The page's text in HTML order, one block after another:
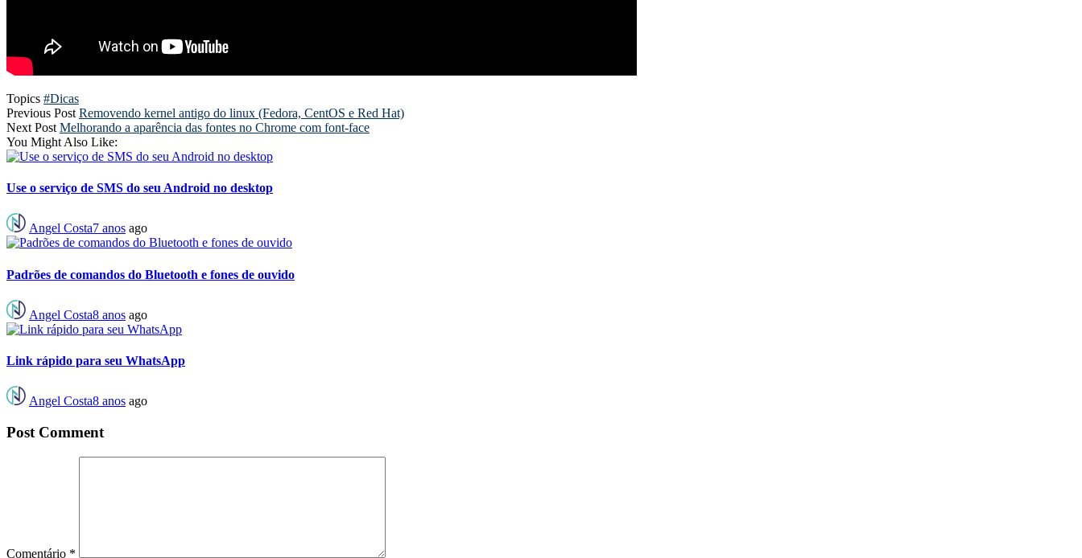
Topics #Dicas
Previous Post Removendo kernel antigo do linux (Fedora, CentOS e Red Hat)
Next Post Melhorando a aparência das fontes no Chrome com font-face
You Might Also Like:
Use o serviço de SMS do seu Android no desktop
Angel Costa7 anos ago
Padrões de comandos do Bluetooth e fones de ouvido
Angel Costa8 anos ago
Link rápido para seu WhatsApp
Angel Costa8 anos ago
Post Comment
Comentário *